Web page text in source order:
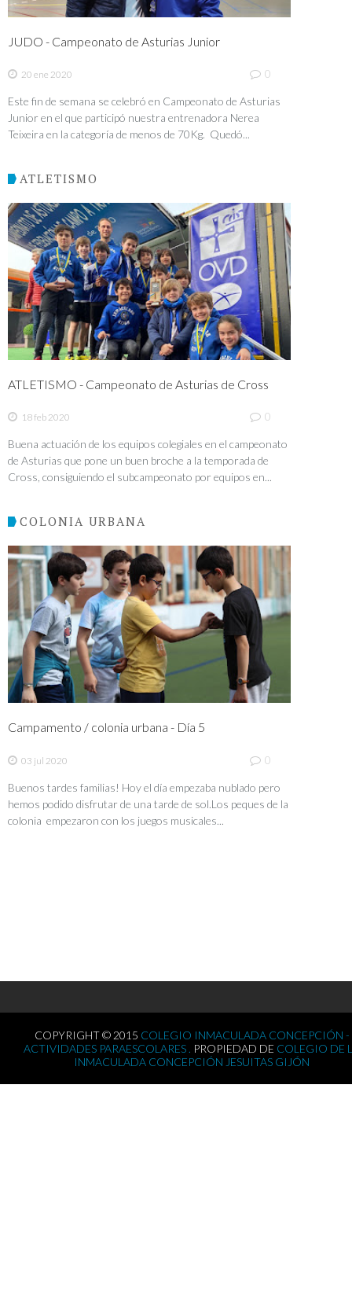
JUDO - Campeonato de Asturias Junior
20 ene 2020 0
Este fin de semana se celebró en Campeonato de Asturias
Junior en el que participó nuestra entrenadora Nerea
Teixeira en la categoría de menos de 70Kg. Quedó...
ATLETISMO
ATLETISMO - Campeonato de Asturias de Cross
18 feb 2020 0
Buena actuación de los equipos colegiales en el campeonato
de Asturias que pone un buen broche a la temporada de
Cross, consiguiendo el subcampeonato por equipos en...
COLONIA URBANA
Campamento / colonia urbana - Día 5
03 jul 2020 0
Buenos tardes familias! Hoy el día empezaba nublado pero
hemos podido disfrutar de una tarde de sol.Los peques de la
colonia empezaron con los juegos musicales...
COPYRIGHT © 2015 COLEGIO INMACULADA CONCEPCIÓN -
ACTIVIDADES PARAESCOLARES . PROPIEDAD DE COLEGIO DE
INMACULADA CONCEPCIÓN JESUITAS GIJÓN